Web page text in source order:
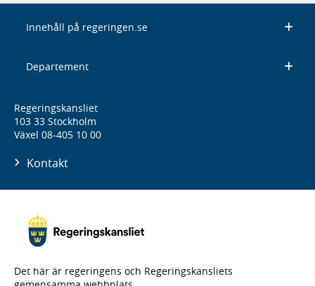
Innehåll på regeringen.se
Departement
Regeringskansliet
103 33 Stockholm
Växel 08-405 10 00
Kontakt
Det här är regeringens och Regeringskansliets